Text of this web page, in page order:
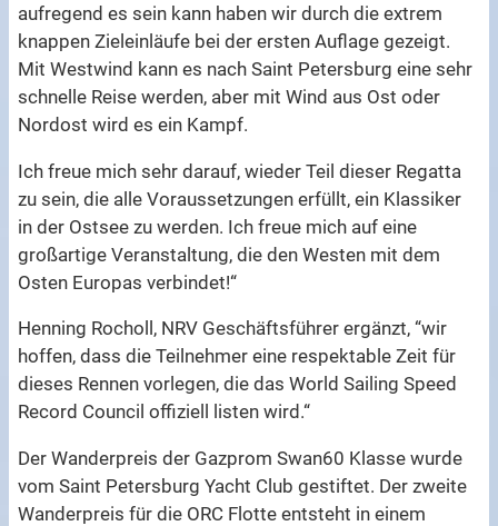
aufregend es sein kann haben wir durch die extrem
knappen Zieleinläufe bei der ersten Auflage gezeigt.
Mit Westwind kann es nach Saint Petersburg eine sehr
schnelle Reise werden, aber mit Wind aus Ost oder
Nordost wird es ein Kampf.
Ich freue mich sehr darauf, wieder Teil dieser Regatta
zu sein, die alle Voraussetzungen erfüllt, ein Klassiker
in der Ostsee zu werden. Ich freue mich auf eine
großartige Veranstaltung, die den Westen mit dem
Osten Europas verbindet!“
Henning Rocholl, NRV Geschäftsführer ergänzt, “wir
hoffen, dass die Teilnehmer eine respektable Zeit für
dieses Rennen vorlegen, die das World Sailing Speed
Record Council offiziell listen wird.“
Der Wanderpreis der Gazprom Swan60 Klasse wurde
vom Saint Petersburg Yacht Club gestiftet. Der zweite
Wanderpreis für die ORC Flotte entsteht in einem